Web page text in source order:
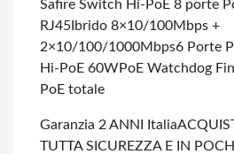
Safire Switch Hi-PoE 8 porte
RJ45 Ibrido 8×10/100Mbps +
2×10/100/1000Mbps6 Porte
Hi-PoE 60WPoE Watchdog
PoE totale
Garanzia 2 ANNI Italia
TUTTA SICUREZZA E IN